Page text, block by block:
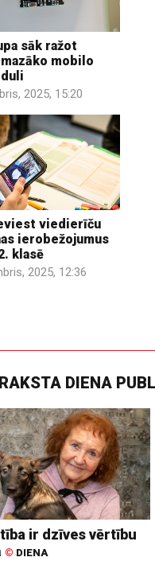
sāk ražot
mobilo
2025, 15:20
viedierīču
ierobežojumus
klasē
2025, 12:36
DIENA
ir dzīves vērtību
© DIENA